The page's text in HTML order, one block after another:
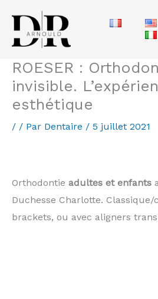
contenu
ROESER :
invisible.
esthétique
/ / Par Dentaire / 5 juillet 2021
Orthodontie adultes et enfants
Duchesse Charlotte.
brackets, ou avec aligners